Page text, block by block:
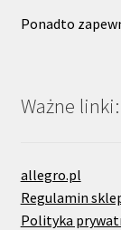
Ponadto
Ważne linki:
allegro.pl
Regulamin
Polityka